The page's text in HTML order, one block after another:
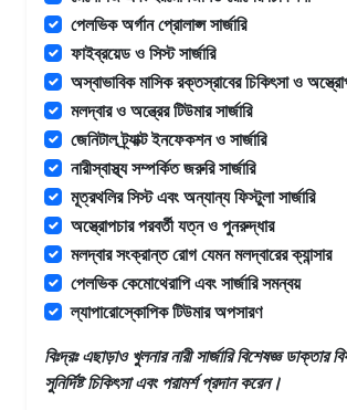
পেলভিক অর্গান প্রোলাপ্স সার্জারি
ফাইব্রয়েড ও সিস্ট সার্জারি
অস্বাভাবিক মাসিক রক্তস্রাবের চিকিৎসা ও
মলদ্বার ও অন্ত্রের টিউমার সার্জারি
জেনিটাল ট্র্যাক্ট ইনফেকশন ও সার্জারি
নারীস্বাস্থ্য সম্পর্কিত জরুরি সার্জারি
মূত্রথলির সিস্ট এবং অন্যান্য ফিস্টুলা সার্জারি
অস্ত্রোপচার পরবর্তী যত্ন ও পুনরুদ্ধার
মলদ্বার সংক্রান্ত রোগ যেমন মলদ্বারের ক্যান্সার
পেলভিক কেমোথেরাপি এবং সার্জারি সমন্বয়
ল্যাপারোস্কোপিক টিউমার অপসারণ
বিঃদ্রঃ এছাড়াওখুলনার নারী সার্জারি বিশেষজ্ঞ ডাক্তার
সুনির্দিষ্ট চিকিৎসা এবং পরামর্শ প্রদান করেন।